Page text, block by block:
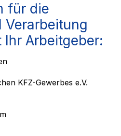
für die
Verarbeitung
Ihr Arbeitgeber:
KFZ-Gewerbes e.V.